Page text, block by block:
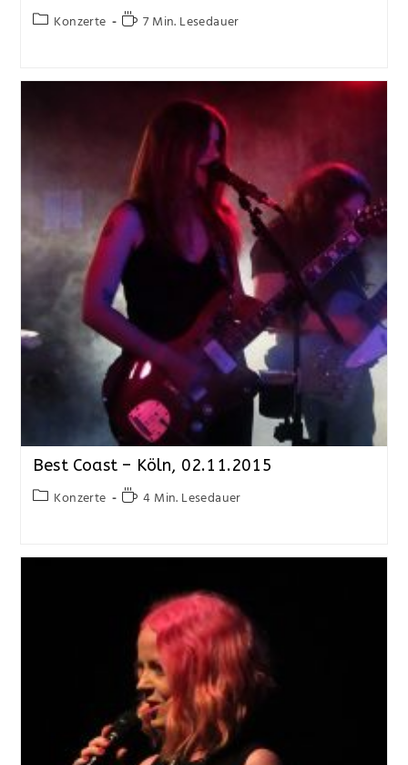
Konzerte 7 Min. Lesedauer
Best Coast – Köln, 02.11.2015
Konzerte 4 Min. Lesedauer